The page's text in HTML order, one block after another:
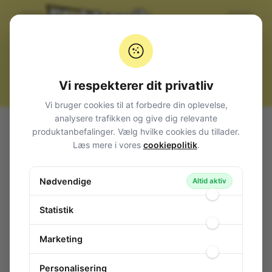
Alle produkter Luplamper
Lup
Luplampe LED, for 3xAAA Håndholdt
145-263 / W41255
Vi respekterer dit privatliv
Vi bruger cookies til at forbedre din oplevelse,
analysere trafikken og give dig relevante
produktanbefalinger. Vælg hvilke cookies du tillader.
Læs mere i vores cookiepolitik.
Nødvendige Altid aktiv
Statistik
Marketing
Personalisering